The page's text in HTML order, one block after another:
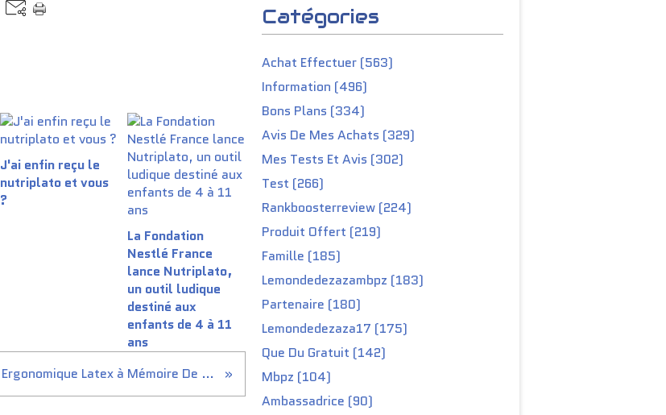
J'ai enfin reçu le
nutriplato et vous
?
La Fondation
Nestlé France
lance Nutriplato,
un outil ludique
destiné aux
enfants de 4 à 11
ans
Oreiller Ergonomique Latex à Mémoire De Forme
Catégories
Achat Effectuer (563)
Information (496)
Bons Plans (334)
Avis De Mes Achats (329)
Mes Tests Et Avis (302)
Test (266)
Rankboosterreview (224)
Produit Offert (219)
Famille (185)
Lemondedezazambpz (183)
Partenaire (180)
Lemondedezaza17 (175)
Que Du Gratuit (142)
Mbpz (104)
Ambassadrice (90)